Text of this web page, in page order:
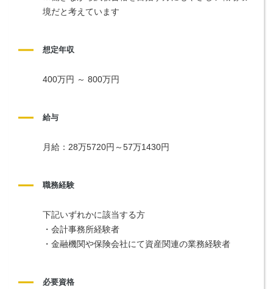
境だと考えています
想定年収
400万円 ～ 800万円
給与
月給：28万5720円～57万1430円
職務経験
下記いずれかに該当する方
・会計事務所経験者
・金融機関や保険会社にて資産関連の業務経験者
必要資格